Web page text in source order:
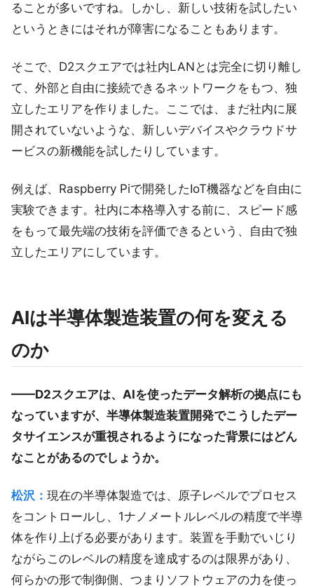
ることが多いですね。しかし、新しい技術を試したい
というときにはそれが障害になることもあります。
そこで、D2スクエアでは社内LANとは完全に切り離し
て、外部と自由に接続できるネットワークをもつ、独
立したエリアを作りました。ここでは、まだ社内に展
開されていないような、新しいデバイスやクラウドサ
ービスの新機能を試したりしています。
例えば、Raspberry Piで開発したIoT機器などを自由に
実験できます。社内に本格導入する前に、スピード感
をもって最先端の技術を評価できるという、自由で独
立したエリアにしています。
AIは半導体製造装置の何を変える
のか
——D2スクエアは、AIを使ったデータ解析の拠点にも
なっていますが、半導体製造装置開発でこうしたデー
タサイエンスが重視されるようになった背景にはどん
なことがあるのでしょうか。
松沢： 現在の半導体製造では、原子レベルでプロセス
をコントロールし、1ナノメートルレベルの精度で半導
体を作り上げる必要があります。装置を手動でいじり
ながらこのレベルの精度を達成するのは限界があり、
何らかの形で制御側、つまりソフトウェアの力を使っ